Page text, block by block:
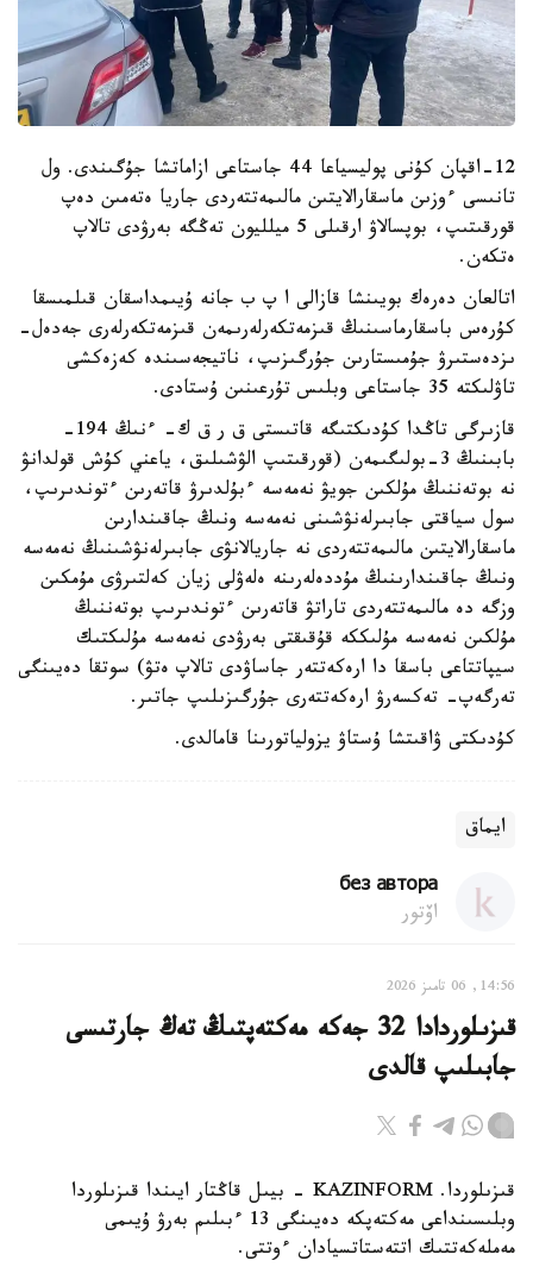
12-اقپان كۇنى پوليسياعا 44 جاستاعى ازاماتشا جۇگىندى. ول
تانىسى ءوزىن ماسقارالايتىن مالىمەتتەردى جاريا ەتەمىن دەپ
قورقىتىپ، بوپسالاۋ ارقىلى 5 ميلليون تەڭگە بەرۋدى تالاپ
ەتكەن.
اتالعان دەرەك بويىنشا قازالى ا پ ب جانە ۇيىمداسقان قىلمىسقا
كۇرەس باسقارماسىنىڭ قىزمەتكەرلەرىمەن قىزمەتكەرلەرى جەدەل-
ىزدەستىرۋ جۇمىستارىن جۇرگىزىپ، ناتيجەسىندە كەزەكشى
تاۋلىكتە 35 جاستاعى وبلىس تۇرعىنىن ۇستادى.
قازىرگى تاڭدا كۇدىكتىگە قاتىستى ق ر ق ك- ءنىڭ 194-
بابىنىڭ 3-بولىگىمەن (قورقىتىپ الۋشىلىق، ياعني كۇش قولدانۋ
نە بوتەننىڭ مۇلكىن جويۋ نەمەسە ءبۇلدىرۋ قاتەرىن ءتوندىرىپ،
سول سياقتى جابىرلەنۋشىنى نەمەسە ونىڭ جاقىندارىن
ماسقارالايتىن مالىمەتتەردى نە جاريالانۋى جابىرلەنۋشىنىڭ نەمەسە
ونىڭ جاقىندارىنىڭ مۇددەلەرىنە ەلەۋلى زيان كەلتىرۋى مۇمكىن
وزگە دە مالىمەتتەردى تاراتۋ قاتەرىن ءتوندىرىپ بوتەننىڭ
مۇلكىن نەمەسە مۇلىككە قۇقىقتى بەرۋدى نەمەسە مۇلىكتىك
سيپاتتاعى باسقا دا ارەكەتتەر جاساۋدى تالاپ ەتۋ) سوتقا دەيىنگى
تەرگەپ- تەكسەرۋ ارەكەتتەرى جۇرگىزىلىپ جاتىر.
كۇدىكتى ۋاقىتشا ۇستاۋ يزولياتورىنا قامالدى.
ايماق
без автора
اۆتور
14:56, 06 تامىز 2026
قىزىلوردادا 32 جەكە مەكتەپتىڭ تەڭ جارتىسى
جابىلىپ قالدى
قىزىلوردا. KAZINFORM - بيىل قاڭتار ايىندا قىزىلوردا
وبلىسىنداعى مەكتەپكە دەيىنگى 13 ءبىلىم بەرۋ ۇيىمى
مەملەكەتتىك اتتەستاتسيادان ءوتتى.